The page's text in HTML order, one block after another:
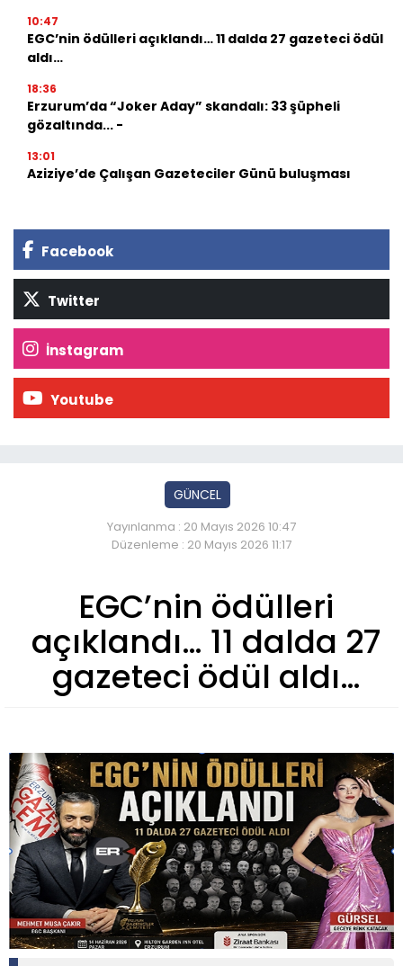
10:47
EGC’nin ödülleri açıklandı… 11 dalda 27 gazeteci ödül
aldı…
18:36
Erzurum’da “Joker Aday” skandalı: 33 şüpheli
gözaltında... -
13:01
Aziziye’de Çalışan Gazeteciler Günü buluşması
Facebook
Twitter
İnstagram
Youtube
GÜNCEL
Yayınlanma : 20 Mayıs 2026 10:47
Düzenleme : 20 Mayıs 2026 11:17
EGC’nin ödülleri
açıklandı… 11 dalda 27
gazeteci ödül aldı…